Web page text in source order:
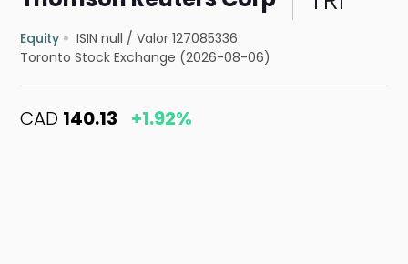
Equity ISIN null /Valor 127085336
Toronto Stock Exchange (2026-08-06)
CAD 140.13 +1.92%